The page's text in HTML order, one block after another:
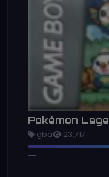
Pokémon
gba 23,717